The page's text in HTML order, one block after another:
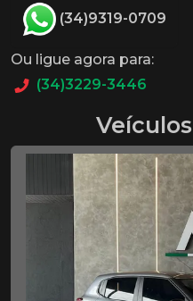
(34)9319-0709
Ou ligue agora para:
(34)3229-3446